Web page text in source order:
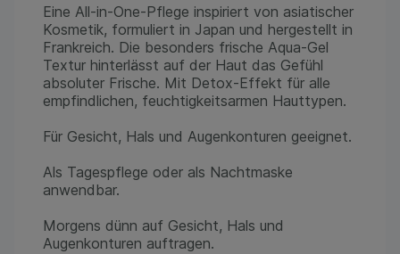
Eine All-in-One-Pflege inspiriert von asiatischer
Kosmetik, formuliert in Japan und hergestellt in
Frankreich. Die besonders frische Aqua-Gel
Textur hinterlässt auf der Haut das Gefühl
absoluter Frische. Mit Detox-Effekt für alle
empfindlichen, feuchtigkeitsarmen Hauttypen.
Für Gesicht, Hals und Augenkonturen geeignet.
Als Tagespflege oder als Nachtmaske
anwendbar.
Morgens dünn auf Gesicht, Hals und
Augenkonturen auftragen.